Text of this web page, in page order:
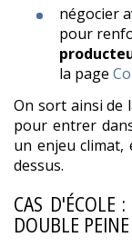
négocier
pour
la page
On sort ainsi de
pour entrer
un enjeu
dessus.
CAS D'ÉCOLE
DOUBLE PEINE